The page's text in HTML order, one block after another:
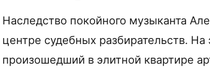
Наследство покойного музыканта
центре судебных разбирательств.
произошедший в элитной квартире